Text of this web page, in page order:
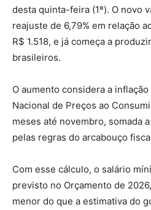
desta quinta-feira (1º). O novo
reajuste de 6,79% em relação
R$ 1.518, e já começa a
brasileiros.
O aumento considera a
Nacional de Preços ao
meses até novembro, somada
pelas regras do arcabouço
Com esse cálculo, o salário
previsto no Orçamento de
menor do que a estimativa do